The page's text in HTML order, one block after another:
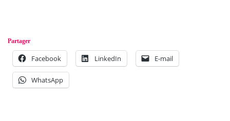
Partager
Facebook LinkedIn E-mail
WhatsApp